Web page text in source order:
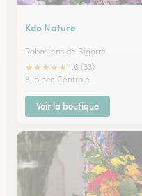
Kdo Nature
Rabastens de Bigorre
★★★★★4.6 (33)
8, place Centrale
Voir la boutique